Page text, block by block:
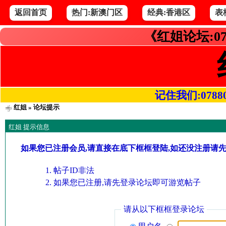
返回首页 热门:新澳门区 经典:香港区 表
《红姐论坛
记住我们
红姐» 论坛提示
红姐 提示信息
如果您已注册会员,请直接在底下框框登陆,如还没注册请
帖子ID非法
如果您已注册,请先登录论坛即可游览帖子
请从以下框框登录论坛